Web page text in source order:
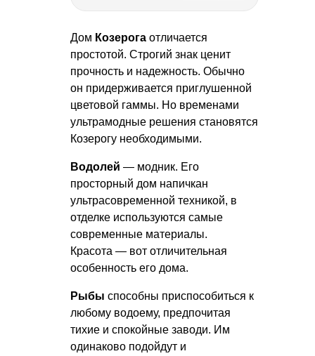
Дом Козерога отличается
простотой. Строгий знак ценит
прочность и надежность. Обычно
он придерживается приглушенной
цветовой гаммы. Но временами
ультрамодные решения становятся
Козерогу необходимыми.
Водолей — модник. Его
просторный дом напичкан
ультрасовременной техникой, в
отделке используются самые
современные материалы.
Красота — вот отличительная
особенность его дома.
Рыбы способны приспособиться к
любому водоему, предпочитая
тихие и спокойные заводи. Им
одинаково подойдут и